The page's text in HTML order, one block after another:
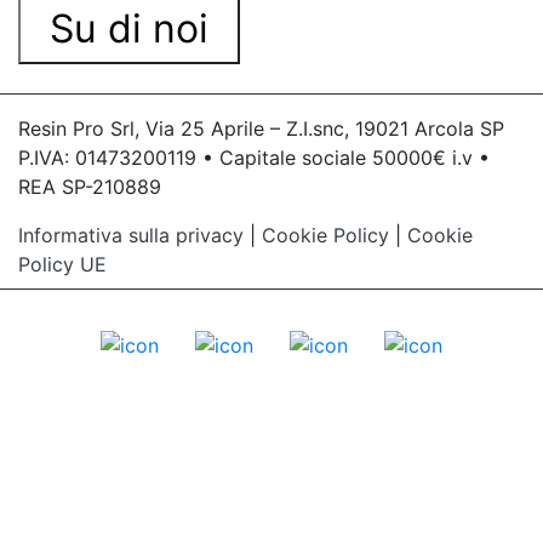
Su di noi
Resin Pro Srl, Via 25 Aprile – Z.I.snc, 19021 Arcola SP
P.IVA: 01473200119 • Capitale sociale 50000€ i.v •
REA SP-210889
Informativa sulla privacy
Cookie Policy
Cookie
Policy UE